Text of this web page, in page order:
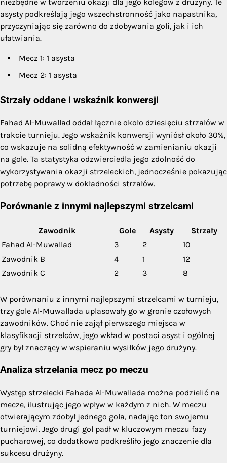
asysty podkreślają jego wszechstronność jako napastnika,
przyczyniając się zarówno do zdobywania goli, jak i ich
ułatwiania.
Mecz 1: 1 asysta
Mecz 2: 1 asysta
Strzały oddane i wskaźnik konwersji
Fahad Al-Muwallad oddał łącznie około dziesięciu strzałów w
trakcie turnieju. Jego wskaźnik konwersji wyniósł około 30%,
co wskazuje na solidną efektywność w zamienianiu okazji
na gole. Ta statystyka odzwierciedla jego zdolność do
wykorzystywania okazji strzeleckich, jednocześnie pokazując
potrzebę poprawy w dokładności strzałów.
Porównanie z innymi najlepszymi strzelcami
Zawodnik Gole Asysty
Strzały
Fahad Al-Muwallad
3 2
10
Zawodnik B
4 1
12
Zawodnik C
2 3 8
W porównaniu z innymi najlepszymi strzelcami w turnieju,
trzy gole Al-Muwallada uplasowały go w gronie czołowych
zawodników. Choć nie zajął pierwszego miejsca w
klasyfikacji strzelców, jego wkład w postaci asyst i ogólnej
gry był znaczący w wspieraniu wysiłków jego drużyny.
Analiza strzelania mecz po meczu
Występ strzelecki Fahada Al-Muwallada można podzielić na
mecze, ilustrując jego wpływ w każdym z nich. W meczu
otwierającym zdobył jednego gola, nadając ton swojemu
turniejowi. Jego drugi gol padł w kluczowym meczu fazy
pucharowej, co dodatkowo podkreśliło jego znaczenie dla
sukcesu drużyny.